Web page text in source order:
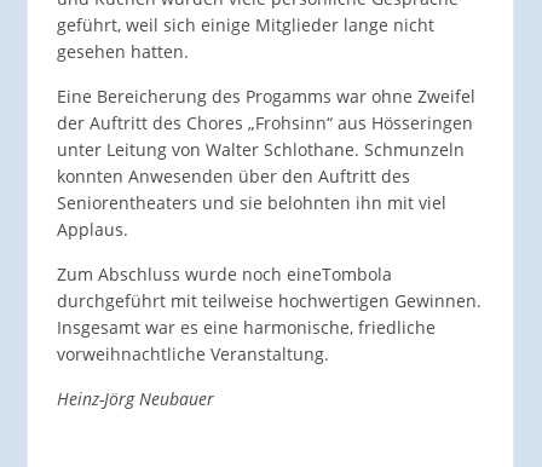
geführt, weil sich einige Mitglieder lange nicht
gesehen hatten.
Eine Bereicherung des Progamms war ohne Zweifel
der Auftritt des Chores „Frohsinn“ aus Hösseringen
unter Leitung von Walter Schlothane. Schmunzeln
konnten Anwesenden über den Auftritt des
Seniorentheaters und sie belohnten ihn mit viel
Applaus.
Zum Abschluss wurde noch eineTombola
durchgeführt mit teilweise hochwertigen Gewinnen.
Insgesamt war es eine harmonische, friedliche
vorweihnachtliche Veranstaltung.
Heinz-Jörg Neubauer